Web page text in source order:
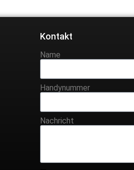
Kontakt
Name
Handynummer
Nachricht